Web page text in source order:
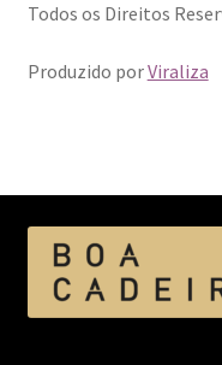
Todos os Direitos
Produzido porViraliza